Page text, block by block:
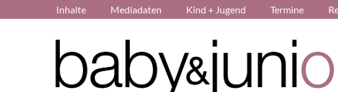
Inhalte Mediadaten Kind + Jugend Termine